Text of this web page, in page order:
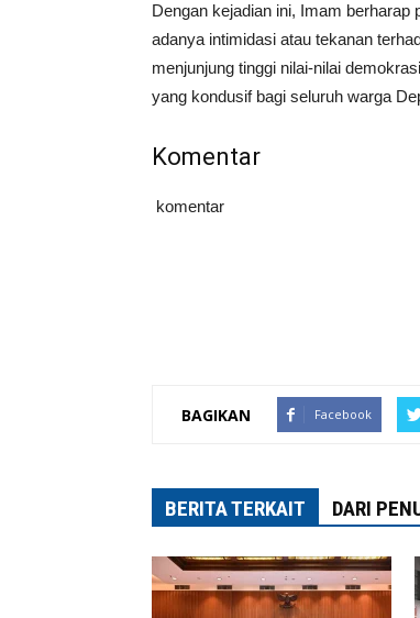
Dengan kejadian ini, Imam
adanya intimidasi atau tekanan
menjunjung tinggi nilai-nilai
yang kondusif bagi seluruh warga
Komentar
komentar
BAGIKAN Facebook
BERITA TERKAIT DARI